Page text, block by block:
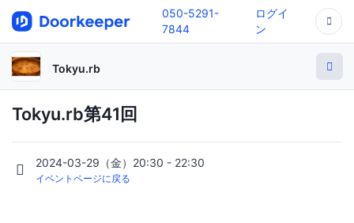
050-5291-
7844
ログイ
ン
Tokyu.rb
Tokyu.rb第41回
2024-03-29（金）20:30 - 22:30
イベントページに戻る